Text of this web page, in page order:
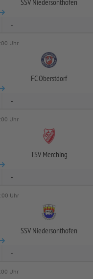
SSV Niedersonthofen
-
Uhr
FC Oberstdorf
-
Uhr
TSV Merching
-
Uhr
SSV Niedersonthofen
-
Uhr